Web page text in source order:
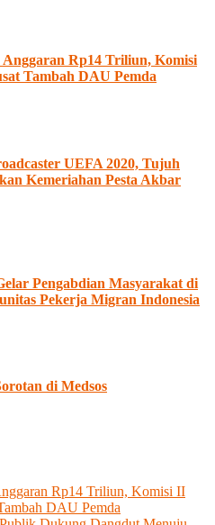
Rp14 Triliun, Komisi
Tambah DAU Pemda
UEFA 2020, Tujuh
Kemeriahan Pesta Akbar
Pengabdian Masyarakat di
Pekerja Migran Indonesia
di Medsos
Rp14 Triliun, Komisi II
DAU Pemda